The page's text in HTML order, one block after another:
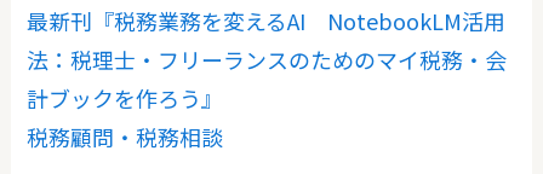
最新刊『税務業務を変えるAI NotebookLM活用
法：税理士・フリーランスのためのマイ税務・会
計ブックを作ろう』
税務顧問・税務相談